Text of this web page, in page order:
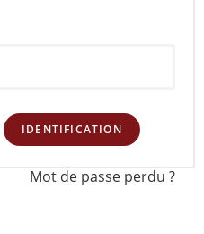
IDENTIFICATION
Mot de passe perdu ?